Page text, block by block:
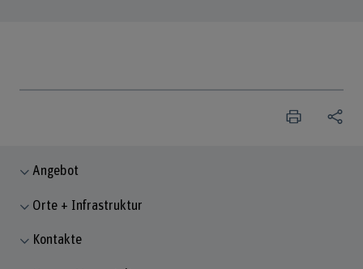
Angebot
Orte + Infrastruktur
Kontakte